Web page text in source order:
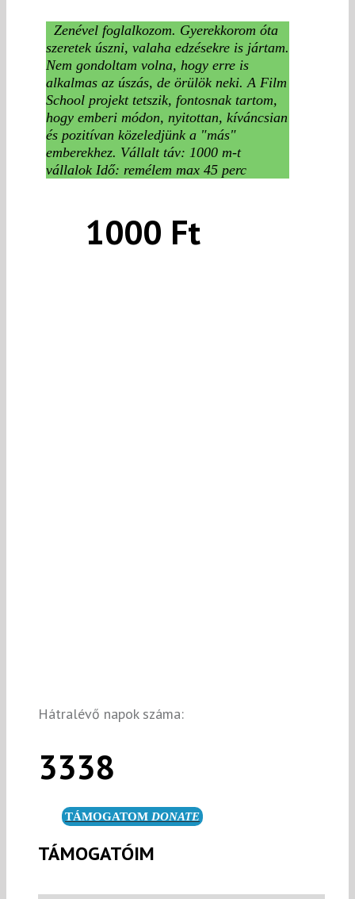
Zenével foglalkozom. Gyerekkorom óta
szeretek úszni, valaha edzésekre is jártam.
Nem gondoltam volna, hogy erre is
alkalmas az úszás, de örülök neki. A Film
School projekt tetszik, fontosnak tartom,
hogy emberi módon, nyitottan, kíváncsian
és pozitívan közeledjünk a "más"
emberekhez. Vállalt táv: 1000 m-t
vállalok Idő: remélem max 45 perc
1000 Ft
Hátralévő napok száma:
3338
TÁMOGATOM DONATE
TÁMOGATÓIM